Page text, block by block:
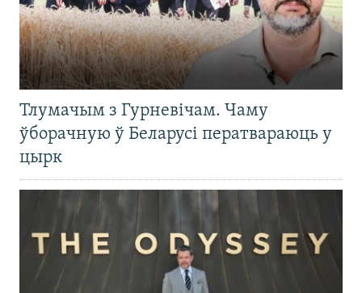
Тлумачым з Гурневічам. Чаму
ўборачную ў Беларусі ператвараюць у
цырк